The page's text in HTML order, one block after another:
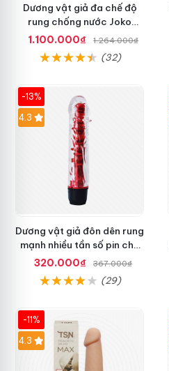
Dương vật giả đa chế độ
rung chống nước Joko
Lovers thăng hoa
1.100.000₫ 1.264.000₫
(32)
-13%
4.3
Dương vật giả đôn dên rung
mạnh nhiều tần số pin cho
nữ và cặp đôi
320.000₫ 367.000₫
(29)
-11%
4.3